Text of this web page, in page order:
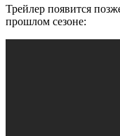
Трейлер появится
прошлом сезоне: